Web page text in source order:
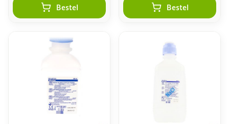
Bestel Bestel